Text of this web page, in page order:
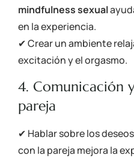
mindfulness sexual
en la experiencia.
✔ Crear un ambiente
excitación y el orgasmo.
4. Comunicación
pareja
✔ Hablar sobre los
con la pareja mejora la